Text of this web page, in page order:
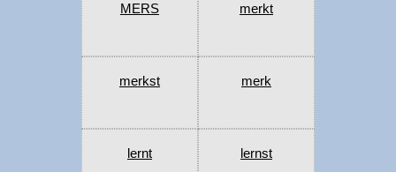
MERS merkt
merkst merk
lernt lernst